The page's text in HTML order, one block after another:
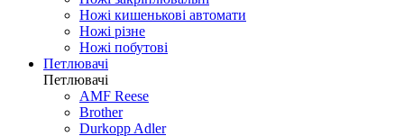
Ножі кишенькові автомати
Ножі різне
Ножі побутові
Петлювачі
Петлювачі
AMF Reese
Brother
Durkopp Adler